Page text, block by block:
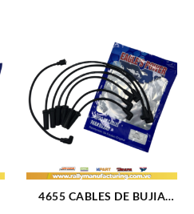
4655 CABLES DE BUJIA